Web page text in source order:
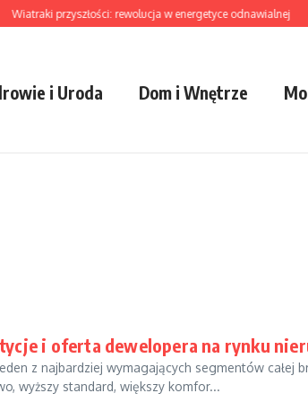
Wiatraki przyszłości: rewolucja w energetyce odnawialnej
i Uroda Dom i Wnętrze
i oferta dewelopera na rynku
z najbardziej wymagających segmentów całej
wyższy standard, większy komfor...